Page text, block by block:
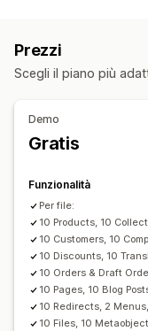
Azioni
Importazione ed
Sincronizzazione dei
Sincronizzazione
Sincronizzazione dei
Esportazione
FTP/SFTP
Supporto di file di
Aggiornamenti in
Metafield Ordini
Prezzi
Scegli il piano più
Demo
Gratis
Funzionalità
Per file:
10 Products, 10
10 Customers, 10
10 Discounts, 10
10 Orders & Draft
10 Pages, 10 Blog
10 Redirects, 2
10 Files, 10